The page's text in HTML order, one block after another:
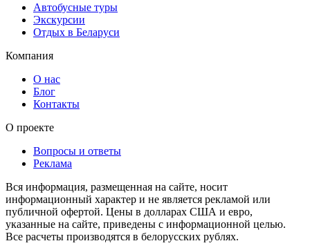
Автобусные туры
Экскурсии
Отдых в Беларуси
Компания
О нас
Блог
Контакты
О проекте
Вопросы и ответы
Реклама
Вся информация, размещенная на сайте, носит
информационный характер и не является рекламой или
публичной офертой. Цены в долларах США и евро,
указанные на сайте, приведены с информационной целью.
Все расчеты производятся в белорусских рублях.